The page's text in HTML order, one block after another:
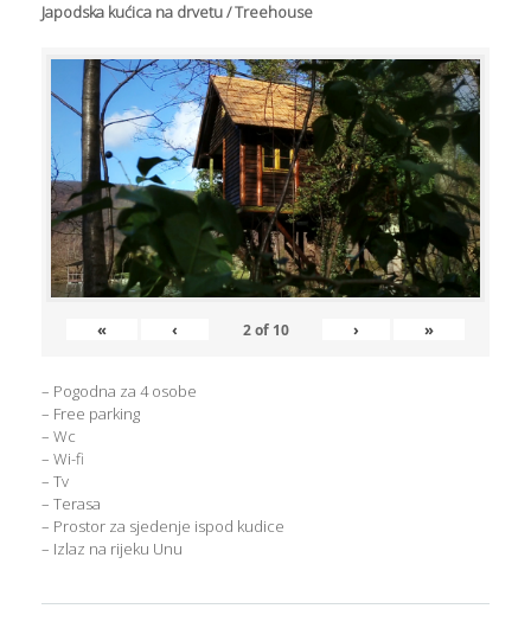
Japodska kućica na drvetu / Treehouse
« ‹ 2of 10 › »
– Pogodna za 4 osobe
– Free parking
– Wc
– Wi-fi
– Tv
– Terasa
– Prostor za sjedenje ispod kudice
– Izlaz na rijeku Unu